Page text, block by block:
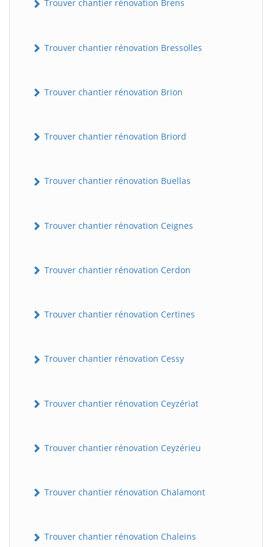
Trouver chantier rénovation Brens
Trouver chantier rénovation Bressolles
Trouver chantier rénovation Brion
Trouver chantier rénovation Briord
Trouver chantier rénovation Buellas
Trouver chantier rénovation Ceignes
Trouver chantier rénovation Cerdon
Trouver chantier rénovation Certines
Trouver chantier rénovation Cessy
Trouver chantier rénovation Ceyzériat
Trouver chantier rénovation Ceyzérieu
Trouver chantier rénovation Chalamont
Trouver chantier rénovation Chaleins